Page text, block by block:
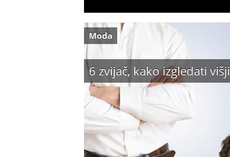
6 zvijač, kako izgledati višji
Moda